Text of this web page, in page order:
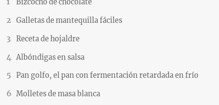
Bizcocho de chocolate
Galletas de mantequilla fáciles
Receta de hojaldre
Albóndigas en salsa
Pan golfo, el pan con fermentación retardada en frío
Molletes de masa blanca